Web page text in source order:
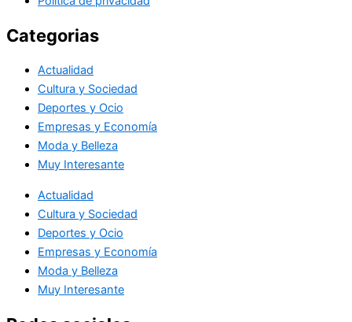
Categorias
Actualidad
Cultura y Sociedad
Deportes y Ocio
Empresas y Economía
Moda y Belleza
Muy Interesante
Actualidad
Cultura y Sociedad
Deportes y Ocio
Empresas y Economía
Moda y Belleza
Muy Interesante